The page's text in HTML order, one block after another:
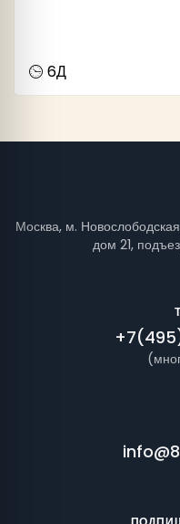
6Д
Москва, м.
дом 21,